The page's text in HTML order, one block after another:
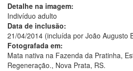
Detalhe na imagem:
Indivíduo adulto
Data de inclusão:
21/04/2014 (incluída por João Augusto
Fotografada em:
Mata nativa na Fazenda da Pratinha,
Regeneração., Nova Prata, RS.